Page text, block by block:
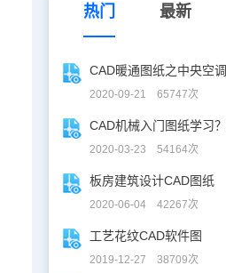
热门 最新
CAD暖通图纸之中央空调
2020-09-21 65747次
2020-03-23 54164次
板房建筑设计CAD图纸
2020-06-04 42267次
工艺花纹CAD软件图
2019-12-27 38709次